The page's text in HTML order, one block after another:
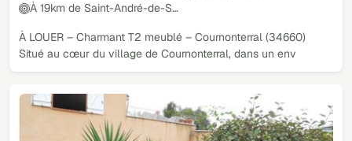
À 19km de Saint-André-de-S…
À LOUER – Charmant T2 meublé – Cournonterral (34660)
Situé au cœur du village de Cournonterral, dans un env